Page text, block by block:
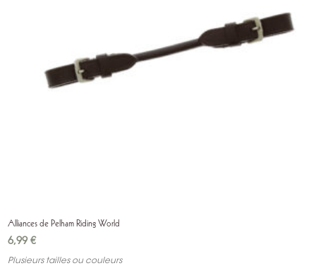
Alliances de Pelham Riding World
6,99€
Plusieurs tailles ou couleurs